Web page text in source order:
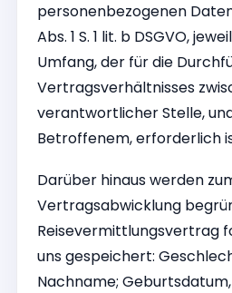
personenbezogenen
Abs. 1 S. 1 lit. b DSGVO,
Umfang, der für die
Vertragsverhältnisses
verantwortlicher Stelle,
Betroffenem, erforderlich
Darüber hinaus werden
Vertragsabwicklung
Reisevermittlungsvertrag
uns gespeichert:
Nachname;